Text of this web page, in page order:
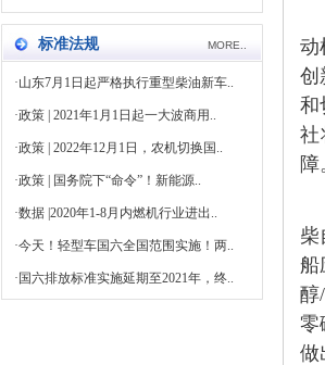
标准法规 MORE..
·山东7月1日起严格执行重型柴油新车..
·政策 | 2021年1月1日起一大波商用..
·政策 | 2022年12月1日，农机切换国..
·政策 | 国务院下“命令”！新能源..
·数据 |2020年1-8月内燃机行业进出..
·今天！轻型车国六全国范围实施！两..
· 国六排放标准实施延期至2021年，终..
动
创
和
社
障
柴
船
醇
零
做